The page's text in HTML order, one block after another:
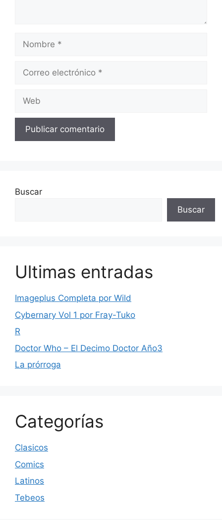
Nombre
Correo
Web
Buscar
Buscar
Ultimas entradas
Imageplus Completa por Wild
Cybernary Vol 1 por Fray-Tuko
R
Doctor Who – El Decimo Doctor Año3
La prórroga
Categorías
Clasicos
Comics
Latinos
Tebeos